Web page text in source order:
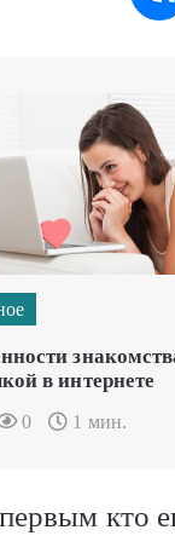
в интернете
0 1 мин.
кто